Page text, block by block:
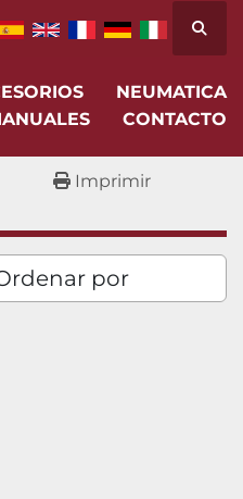
NEUMATICA
MANUALES CONTACTO
Imprimir
por